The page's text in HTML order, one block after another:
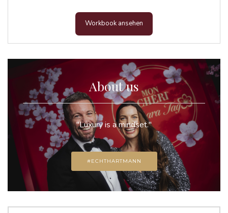
Workbook ansehen
About us
"Luxury is a mindset."
#ECHTHARTMANN